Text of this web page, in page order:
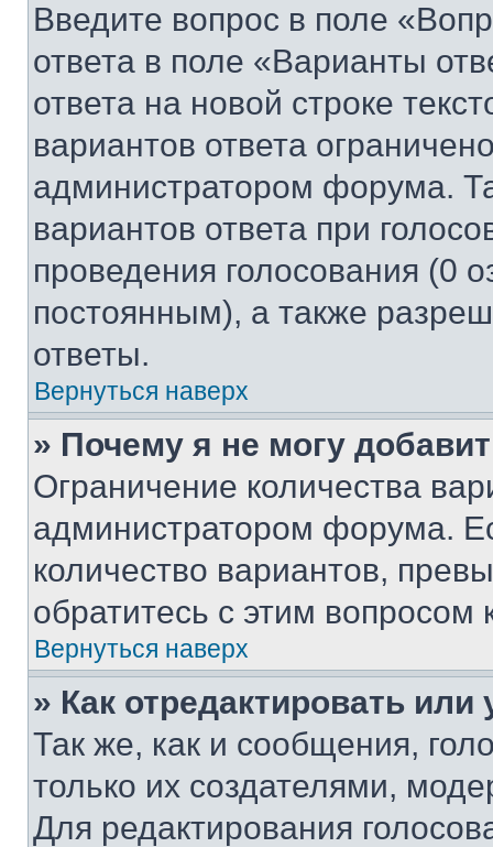
Введите вопрос в поле
ответа в поле «Варианты
ответа на новой строке
вариантов ответа
администратором форума.
вариантов ответа при
проведения голосования (0
постоянным), а также
ответы.
Вернуться наверх
» Почему я не могу
Ограничение количества
администратором форума.
количество вариантов,
обратитесь с этим вопросом
Вернуться наверх
» Как отредактировать
Так же, как и сообщения,
только их создателями,
Для редактирования